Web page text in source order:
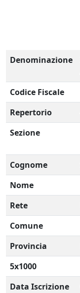
Denominazione
Codice Fiscale
Repertorio
Sezione
Cognome
Nome
Rete
Comune
Provincia
5x1000
Data Iscrizione